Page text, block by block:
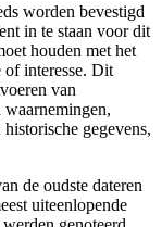
worden bevestigd
in te staan voor dit
houden met het
of interesse. Dit
van
gegevens,
de oudste dateren
uiteenlopende